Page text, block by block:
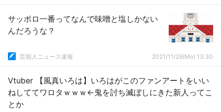
サッポロ一番ってなんで味噌と塩しかない
んだろうな？
芸能人ニュース速報 2021/11/29(Mo) 13:30
Vtuber 【風真いろは】いろはがこのファンアートをいい
ねしててワロタｗｗｗ←鬼を討ち滅ぼしにきた新人ってこ
とか